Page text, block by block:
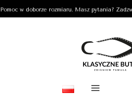
Pomoc w doborze rozmiaru. Masz pytania?